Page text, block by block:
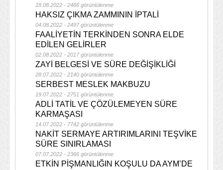
18.08.2022 - 2466 görüntülenme
HAKSIZ ÇIKMA ZAMMININ İPTALİ
04.08.2022 - 2497 görüntülenme
FAALİYETİN TERKİNDEN SONRA ELDE
EDİLEN GELİRLER
02.08.2022 - 2017 görüntülenme
ZAYİ BELGESİ VE SÜRE DEĞİŞİKLİĞİ
28.07.2022 - 2140 görüntülenme
SERBEST MESLEK MAKBUZU
19.07.2022 - 2751 görüntülenme
ADLİ TATİL VE ÇÖZÜLEMEYEN SÜRE
KARMAŞASI
14.07.2022 - 7742 görüntülenme
NAKİT SERMAYE ARTIRIMLARINI TEŞVİKE
SÜRE SINIRLAMASI
07.07.2022 - 2366 görüntülenme
ETKİN PİŞMANLIĞIN KOŞULU DA AYM’DE